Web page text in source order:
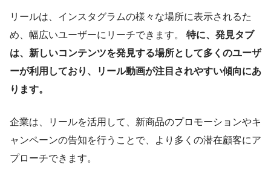
リールは、インスタグラムの様々な場所に表示されるた
め、幅広いユーザーにリーチできます。 特に、発見タブ
は、新しいコンテンツを発見する場所として多くのユーザ
ーが利用しており、リール動画が注目されやすい傾向にあ
ります。
企業は、リールを活用して、新商品のプロモーションやキ
ャンペーンの告知を行うことで、より多くの潜在顧客にア
プローチできます。